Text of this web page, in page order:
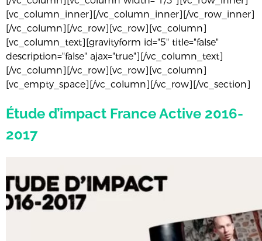
[vc_column_inner][/vc_column_inner][/vc_row_inner]
[/vc_column][/vc_row][vc_row][vc_column]
[vc_column_text][gravityform id="5" title="false"
description="false" ajax="true"][/vc_column_text]
[/vc_column][/vc_row][vc_row][vc_column]
[vc_empty_space][/vc_column][/vc_row][/vc_section]
Étude d’impact France Active 2016-
2017